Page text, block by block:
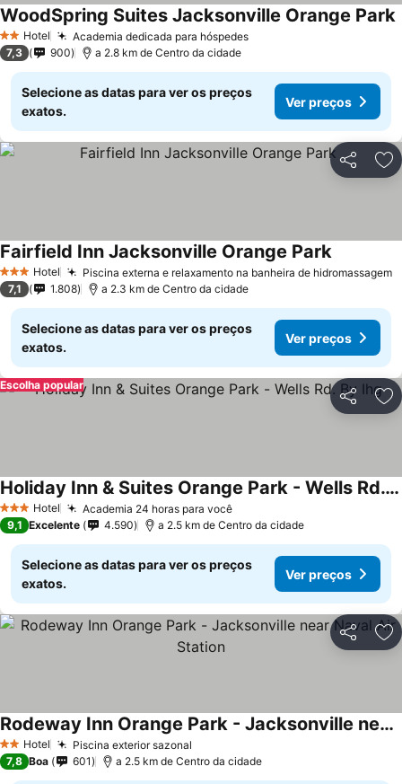
2 Estrelas
Hotel Academia dedicada para hóspedesVer preços
WoodSpring Suites Jacksonville Orange Park
7,3 900 a 2.8 km de Centro da cidade
Selecione as datas para ver os preços
exatos.
Ver preços
Partilhar
3 EstrelasHotel Piscina externa e relaxamento na banheira de hidromassagem
Fairfield Inn Jacksonville Orange ParkVer
7,1 1.808 a 2.3 km de Centro da cidade
Selecione as datas para ver os preços
exatos.
Ver preços
Partilhar
Escolha popular
3 EstrelasHotel Academia 24 horas para vocêVer preços
Holiday Inn & Suites Orange Park - Wells Rd. By Ihg
Ver preços
9,1 Excelente 4.590 a 2.5 km de Centro da cidade
Selecione as datas para ver os preços
exatos.
Ver preços
Partilhar
2 Estrelas
Hotel Piscina exterior sazonal
Rodeway Inn Orange Park - Jacksonville near Naval Air Station
Ver preços
7,8 Boa 601 a 2.5 km de Centro da cidade